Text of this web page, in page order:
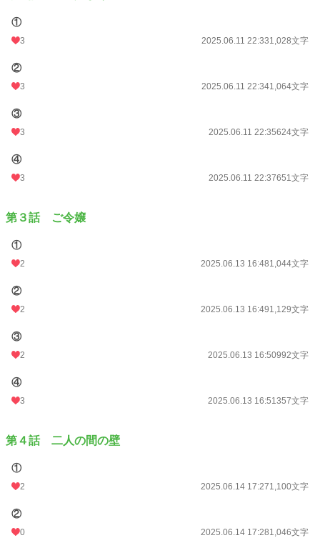
①
3 2025.06.11 22:331,028文字
②
3 2025.06.11 22:341,064文字
③
3 2025.06.11 22:35624文字
④
3 2025.06.11 22:37651文字
第３話 ご令嬢
①
2 2025.06.13 16:481,044文字
②
2 2025.06.13 16:491,129文字
③
2 2025.06.13 16:50992文字
④
3 2025.06.13 16:51357文字
第４話 二人の間の壁
①
2 2025.06.14 17:271,100文字
②
0 2025.06.14 17:281,046文字